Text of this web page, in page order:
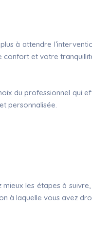
à attendre
et votre
du professionnel qui
personnalisée.
les étapes à
à laquelle vous avez